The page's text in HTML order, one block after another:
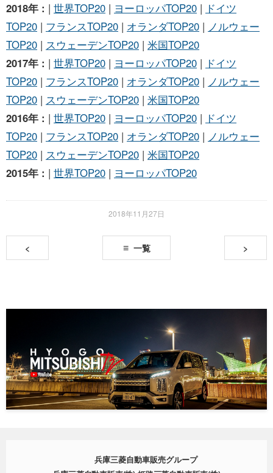
2018年 : | 世界TOP20 | ヨーロッパTOP20 | ドイツ
TOP20 | フランスTOP20 | オランダTOP20 | ノルウェー
TOP20 | スウェーデンTOP20 | 米国TOP20
2017年 : | 世界TOP20 | ヨーロッパTOP20 | ドイツ
TOP20 | フランスTOP20 | オランダTOP20 | ノルウェー
TOP20 | スウェーデンTOP20 | 米国TOP20
2016年 : | 世界TOP20 | ヨーロッパTOP20 | ドイツ
TOP20 | フランスTOP20 | オランダTOP20 | ノルウェー
TOP20 | スウェーデンTOP20 | 米国TOP20
2015年 : | 世界TOP20 | ヨーロッパTOP20
2018年11月27日
< 一覧 >
兵庫三菱自動車販売グループ